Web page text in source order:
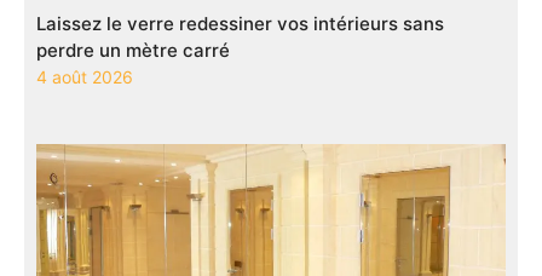
Laissez le verre redessiner vos intérieurs sans
perdre un mètre carré
4 août 2026